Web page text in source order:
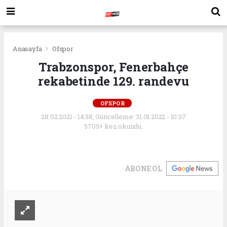
Anasayfa Ofspor
Trabzonspor, Fenerbahçe
rekabetinde 129. randevu
OFSPOR
28.02.2021 - 14:58, Güncelleme: 31.01.2022 - 10:37
5705+ kez okundu.
ABONE OL